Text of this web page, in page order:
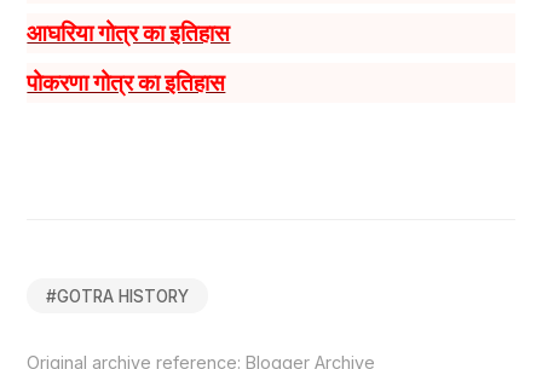
आघरिया गोत्र का इतिहास
पोकरणा गोत्र का इतिहास
#GOTRA HISTORY
Original archive reference:Blogger Archive